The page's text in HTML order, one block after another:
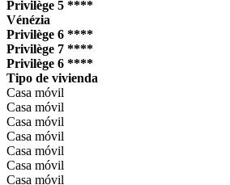
Privilège 5 ****
Vénézia
Privilège 6 ****
Privilège 7 ****
Privilège 6 ****
Tipo de vivienda
Casa móvil
Casa móvil
Casa móvil
Casa móvil
Casa móvil
Casa móvil
Casa móvil